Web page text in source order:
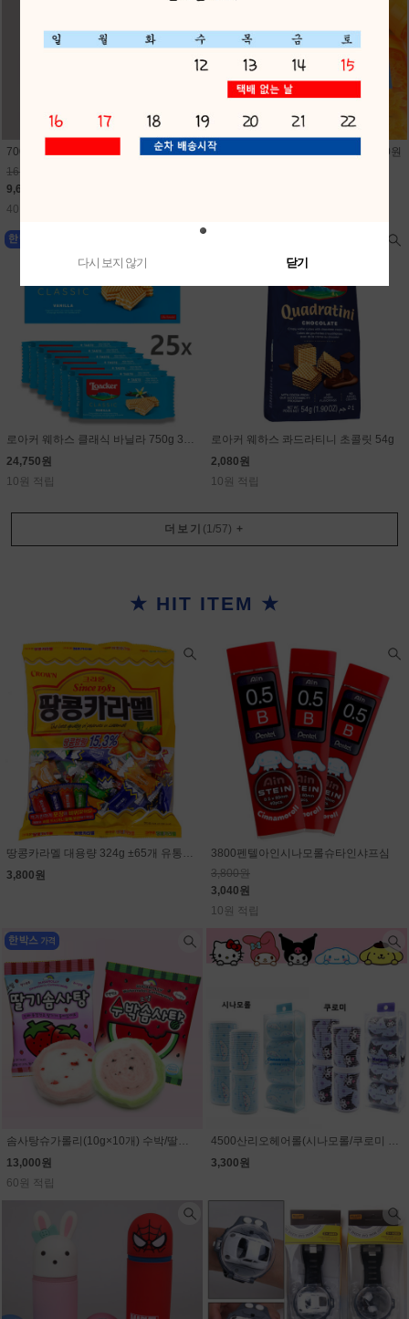
700미니펭귄비눗방울(24개) 1개 400원
16,800원
9,600원
40원 적립
700미니문어비눗방울(24개) 1개 400원
로아커 웨하스 클래식 바닐라 750g 30g×25개
24,750원
10원 적립
로아커 웨하스 콰드라티니 초콜릿 54g
2,080원
10원 적립
더보기 (1/57) +
★ HIT ITEM ★
땅콩카라멜 대용량 324g ±65개 유통기한 임박할인(9월11일)
3,800원
3800펜텔아인시나모롤슈타인샤프심
3,800원
3,040원
10원 적립
솜사탕슈가롤리(10g×10개) 수박/딸기 선택 (1개 1300원)
13,000원
60원 적립
4500산리오헤어롤(시나모롤/쿠로미 선택)
3,300원
다시 보지 않기 닫기